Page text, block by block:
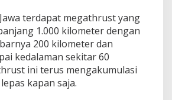
e
r
S
e
a
r
terdapat megathrust yang
1.000 kilometer dengan
200 kilometer dan
kedalaman sekitar 60
ini terus mengakumulasi
kapan saja.